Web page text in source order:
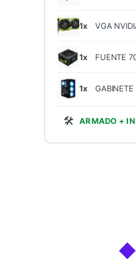
1x VGA
1x FUENTE
1x
🛠️ ARMADO +